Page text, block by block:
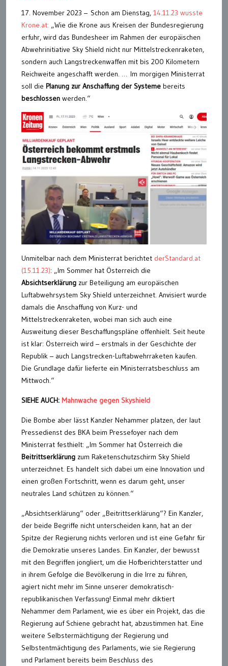
17. November 2023 – Schon am Dienstag, 14.11.23 wusste
Krone.at: „Wie die Krone aus Kreisen der Bundesregierung
erfuhr, wird das Bundesheer im Rahmen der europäischen
Abwehrinitiative Sky Shield nicht nur Mittelstreckenraketen,
sondern auch Langstreckenwaffen mit bis 200 Kilometern
Reichweite angeschafft werden. … Im morgigen Ministerrat
soll die Planung zur Anschaffung der Systeme bereits
beschlossen werden.“
Unmitelbar nach dem Ministerrat berichtet derStandard.at
(15.11.23): „Im Sommer hat Österreich die
Absichtserklärung zur Beteiligung am europäischen
Luftabwehrsystem Sky Shield unterzeichnet. Anvisiert wurde
damals die Anschaffung von Kurz- und
Mittelstreckenraketen, wobei man sich auch eine
Ausweitung dieser Beschaffungspläne offenhielt. Seit heute
ist klar: Österreich wird – erstmals in der Geschichte der
Republik – auch Langstrecken-Luftabwehrraketen kaufen.
Die Grundlage dafür lieferte ein Ministerratsbeschluss am
Mittwoch.“
SIEHE AUCH: Mahnwache gegen Skyshield
Die Bombe aber lässt Kanzler Nehammer platzen, der laut
Pressedienst des BKA beim Pressefoyer nach dem
Ministerrat festhielt: „Im Sommer hat Österreich die
Beitrittserklärung zum Raketenschutzschirm Sky Shield
unterzeichnet. Es handelt sich dabei um eine Innovation und
einen großen Fortschritt, wenn es darum geht, unser
neutrales Land schützen zu können.“
„Absichtserklärung“ oder „Beitrittserklärung“? Ein Kanzler,
der beide Begriffe nicht unterscheiden kann, hat an der
Spitze der Regierung nichts verloren und ist eine Gefahr für
die Demokratie unseres Landes. Ein Kanzler, der bewusst
mit den Begriffen jongliert, um die Hofberichterstatter und
in ihrem Gefolge die Bevölkerung in die Irre zu führen,
agiert nicht mehr im Sinne unserer demokratisch-
republikanischen Verfassung! Einmal mehr diktiert
Nehammer dem Parlament, wie es über ein Projekt, das die
Regierung auf Schiene gebracht hat, abzustimmen hat. Eine
weitere Selbstermächtigung der Regierung und
Selbstentmächtigung des Parlaments, wie sie Regierung
und Parlament bereits beim Beschluss des